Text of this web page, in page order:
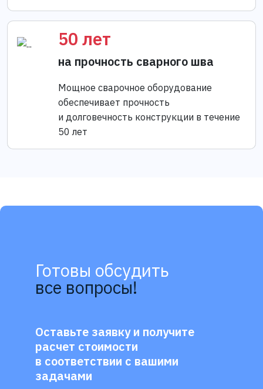
50 лет
на прочность сварного шва
Мощное сварочное оборудование
обеспечивает прочность
и долговечность конструкции в течение
50 лет
Готовы обсудить
все вопросы!
Оставьте заявку и получите
расчет стоимости
в соответствии с вашими
задачами